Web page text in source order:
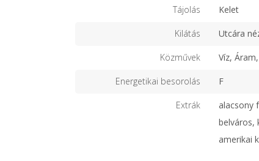
Tájolás Kelet
Kilátás Utcára
Közművek Víz,
Energetikai besorolás F
Extrák
alacsony
belváros,
amerikai